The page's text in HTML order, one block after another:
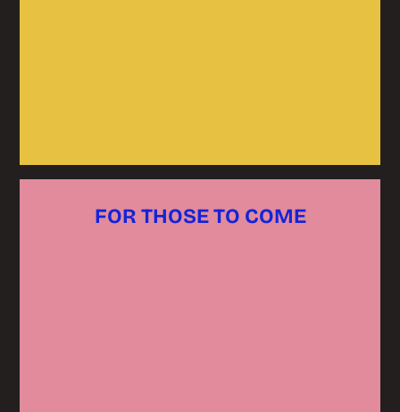
FOR THOSE TO COME